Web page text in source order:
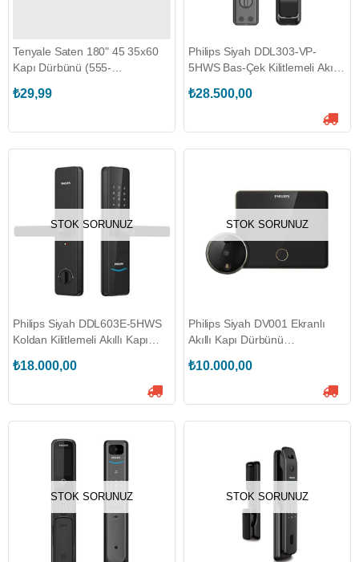
Tenyale Saten 180" 45 35x60
Kapı Dürbünü (555-
₺29,99
Philips Siyah DDL303-VP-
5HWS Bas-Çek Kilitlemeli Akıllı
(EP.BCK.002.0001.R001)
₺28.500,00
STOK SORUNUZ
Philips Siyah DDL603E-5HWS
Koldan Kilitlemeli Akıllı Kapı
₺18.000,00
STOK SORUNUZ
Philips Siyah DV001 Ekranlı
Akıllı Kapı Dürbünü
₺10.000,00
STOK SORUNUZ STOK SORUNUZ